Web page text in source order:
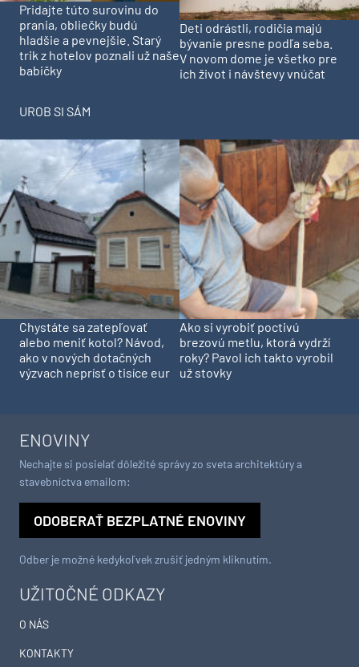
Pridajte túto surovinu do
prania, obliečky budú
hladšie a pevnejšie. Starý
trik z hotelov poznali už naše
babičky
Deti odrástli, rodičia majú
bývanie presne podľa seba.
V novom dome je všetko pre
ich život i návštevy vnúčat
UROB SI SÁM
Chystáte sa zatepľovať
alebo meniť kotol? Návod,
ako v nových dotačných
výzvach neprísť o tisíce eur
Ako si vyrobiť poctivú
brezovú metlu, ktorá vydrží
roky? Pavol ich takto vyrobil
už stovky
UŽITOČNÉ ODKAZY
O NÁS
KONTAKTY
ENOVINY
Nechajte si posielať dôležité správy zo sveta architektúry a
stavebníctva emailom:
ODOBERAŤ BEZPLATNÉ ENOVINY
Odber je možné kedykoľvek zrušiť jedným kliknutím.